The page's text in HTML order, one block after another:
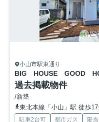
小山市駅東通り
過去掲載物件
/新築
東北本線「小山」駅 徒歩
駐車2台可 都市ガス 陽